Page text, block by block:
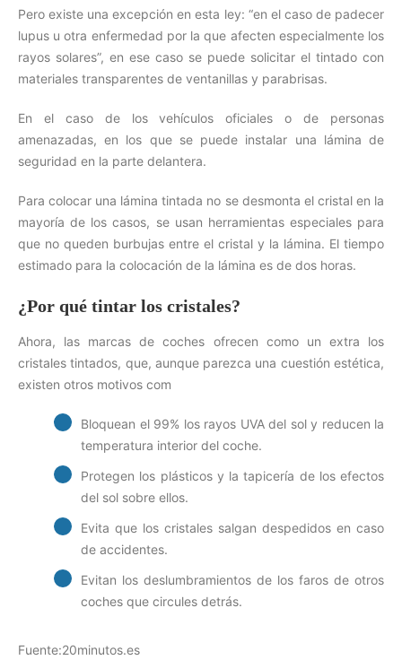
Pero existe una excepción en esta ley: “en el caso de padecer
lupus u otra enfermedad por la que afecten especialmente los
rayos solares”, en ese caso se puede solicitar el tintado con
materiales transparentes de ventanillas y parabrisas.
En el caso de los vehículos oficiales o de personas
amenazadas, en los que se puede instalar una lámina de
seguridad en la parte delantera.
Para colocar una lámina tintada no se desmonta el cristal en la
mayoría de los casos, se usan herramientas especiales para
que no queden burbujas entre el cristal y la lámina. El tiempo
estimado para la colocación de la lámina es de dos horas.
¿Por qué tintar los cristales?
Ahora, las marcas de coches ofrecen como un extra los
cristales tintados, que, aunque parezca una cuestión estética,
existen otros motivos com
Bloquean el 99% los rayos UVA del sol y reducen la
temperatura interior del coche.
Protegen los plásticos y la tapicería de los efectos
del sol sobre ellos.
Evita que los cristales salgan despedidos en caso
de accidentes.
Evitan los deslumbramientos de los faros de otros
coches que circules detrás.
Fuente:20minutos.es